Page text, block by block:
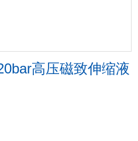
高压磁致伸缩液